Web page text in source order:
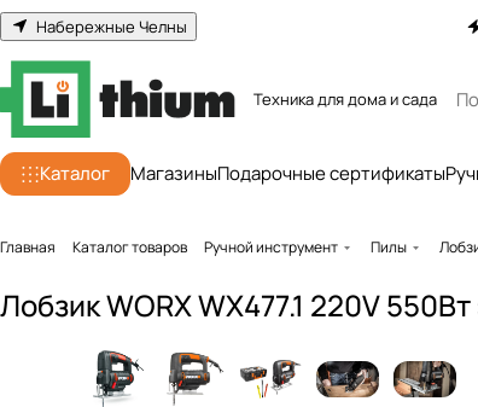
Набережные Челны
Техника для дома и сада
Каталог МагазиныПодарочные сертификаты
Главная Каталог товаров Ручной инструмент Пилы
Лобзик WORX WX477.1 220V